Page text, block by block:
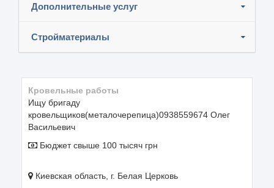
Дополнительные услуг
Стройматериалы
Кровельные работы
Ищу бригаду
кровельщиков(металочерепица)0938559674 Олег
Васильевич
Бюджет свыше 100 тысяч грн
Киевская область, г. Белая Церковь